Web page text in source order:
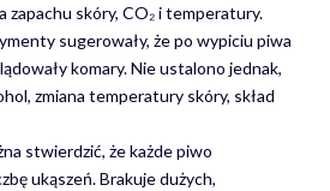
zapachu skóry, CO₂ i temperatury.
sugerowały, że po wypiciu piwa
komary. Nie ustalono jednak,
zmiana temperatury skóry, skład
stwierdzić, że każde piwo
ukąszeń. Brakuje dużych,